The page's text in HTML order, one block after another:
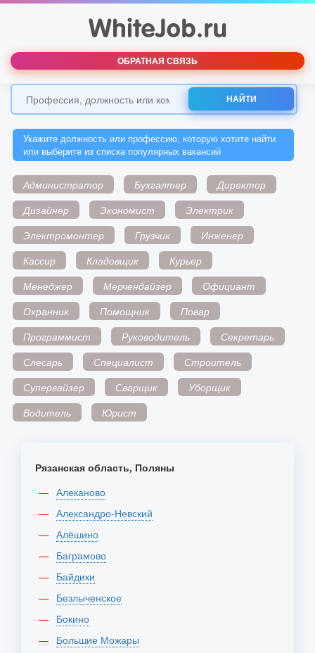
ОБРАТНАЯ СВЯЗЬ
НАЙТИ
Укажите должность или профессию, которую хотите найти
или выберите из списка популярных вакансий
Администратор Бухгалтер
Директор
Дизайнер
Экономист
Электрик
Электромонтер
Грузчик
Инженер
Кассир
Кладовщик
Курьер
Менеджер
Мерчендайзер
Официант
Охранник
Помощник
Повар
Программист
Руководитель
Секретарь
Слесарь
Специалист
Строитель
Супервайзер
Сварщик
Уборщик
Водитель
Юрист
Рязанская область, Поляны
Алеканово
Александро-Невский
Алёшино
Баграмово
Байдики
Безлыченское
Бокино
Большие Можары